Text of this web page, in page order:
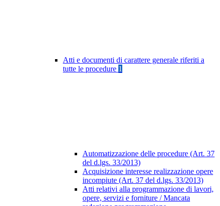
Atti e documenti di carattere generale riferiti a
tutte le procedure 1
Automatizzazione delle procedure (Art. 37
del d.lgs. 33/2013)
Acquisizione interesse realizzazione opere
incompiute (Art. 37 del d.lgs. 33/2013)
Atti relativi alla programmazione di lavori,
opere, servizi e forniture / Mancata